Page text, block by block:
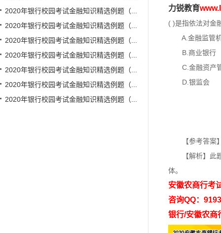
2020年银行校园考试金融知识精选例题（...
2020年银行校园考试金融知识精选例题（...
2020年银行校园考试金融知识精选例题（...
2020年银行校园考试金融知识精选例题（...
2020年银行校园考试金融知识精选例题（...
2020年银行校园考试金融知识精选例题（...
2020年银行校园考试金融知识精选例题（...
力锐教育
( )是指依法对金
A.金融监管
B.商业银行
C.金融资产
D.银监会
【参考答案
【解析】此题
体。
安徽农商行考
咨询QQ：
银行/安徽农商